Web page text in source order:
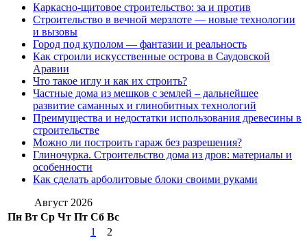
Каркасно-щитовое строительство: за и против
Строительство в вечной мерзлоте — новые технологии
и вызовы
Город под куполом — фантазии и реальность
Как строили искусственные острова в Саудовской
Аравии
Что такое иглу и как их строить?
Частные дома из мешков с землей – дальнейшее
развитие саманных и глинобитных технологий
Преимущества и недостатки использования древесины в
строительстве
Можно ли построить гараж без разрешения?
Глиночурка. Строительство дома из дров: материалы и
особенности
Как сделать арболитовые блоки своими руками
Август 2026
Пн Вт Ср Чт Пт Сб Вс
1
2